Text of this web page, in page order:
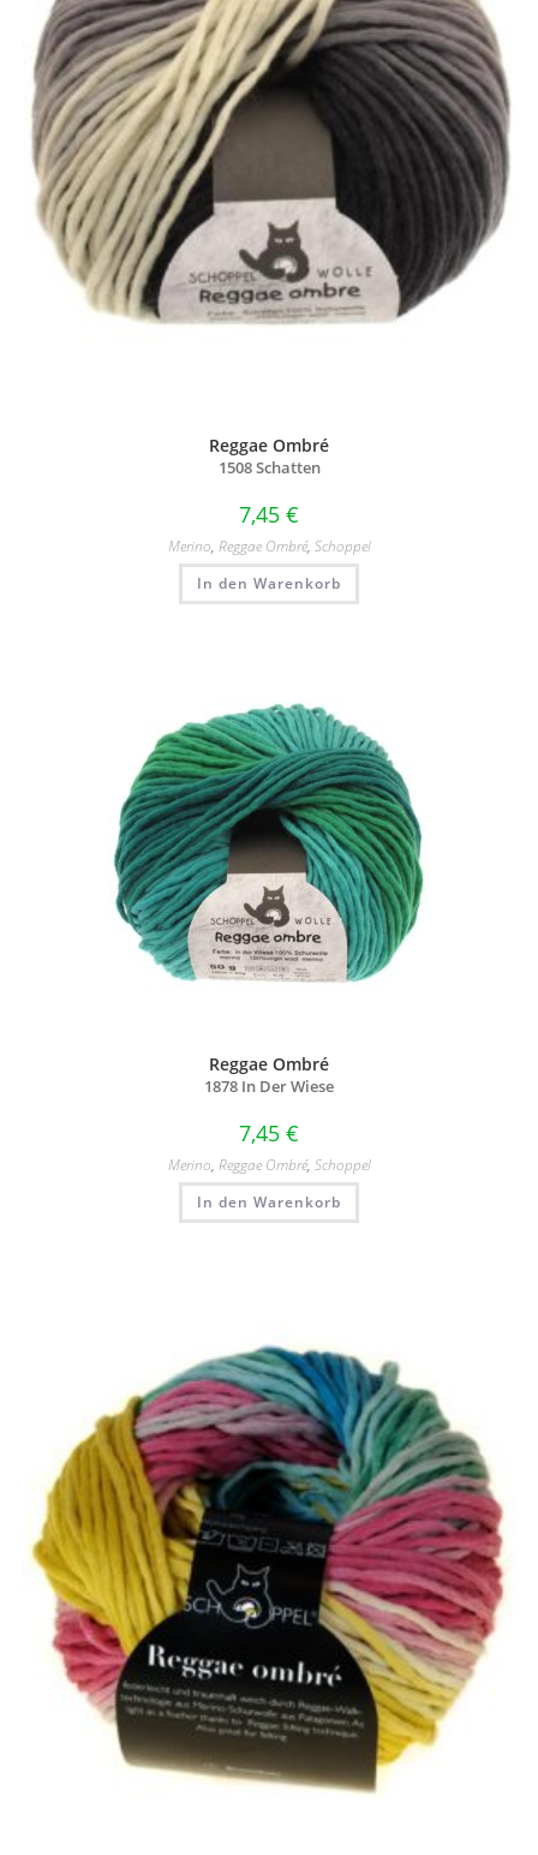
Reggae Ombré
1508 Schatten
7,45 €
Merino, Reggae Ombré, Schoppel
In den Warenkorb
Reggae Ombré
1878 In Der Wiese
7,45 €
Merino, Reggae Ombré, Schoppel
In den Warenkorb